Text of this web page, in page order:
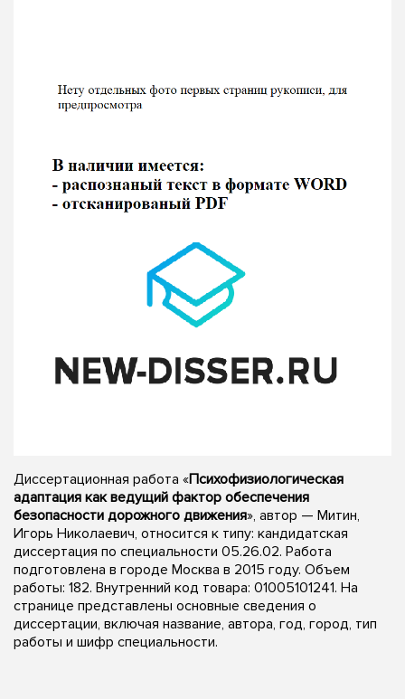
Диссертационная работа «Психофизиологическая
адаптация как ведущий фактор обеспечения
безопасности дорожного движения», автор — Митин,
Игорь Николаевич, относится к типу: кандидатская
диссертация по специальности 05.26.02. Работа
подготовлена в городе Москва в 2015 году. Объем
работы: 182. Внутренний код товара: 01005101241. На
странице представлены основные сведения о
диссертации, включая название, автора, год, город, тип
работы и шифр специальности.